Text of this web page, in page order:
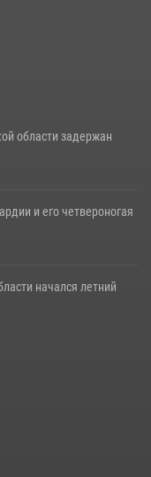
области задержан
и его четвероногая
начался летний